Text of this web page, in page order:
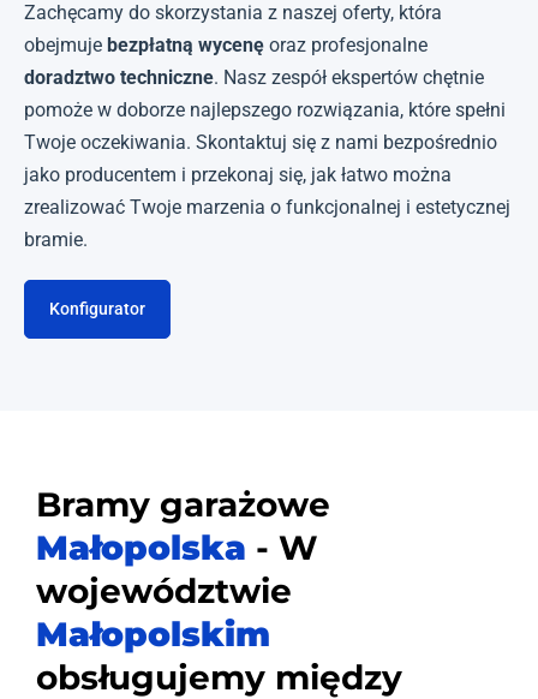
Zachęcamy do skorzystania z naszej oferty, która
obejmuje bezpłatną wycenę oraz profesjonalne
doradztwo techniczne. Nasz zespół ekspertów chętnie
pomoże w doborze najlepszego rozwiązania, które spełni
Twoje oczekiwania. Skontaktuj się z nami bezpośrednio
jako producentem i przekonaj się, jak łatwo można
zrealizować Twoje marzenia o funkcjonalnej i estetycznej
bramie.
Konfigurator
Bramy garażowe
Małopolska - W
województwie
Małopolskim
obsługujemy między